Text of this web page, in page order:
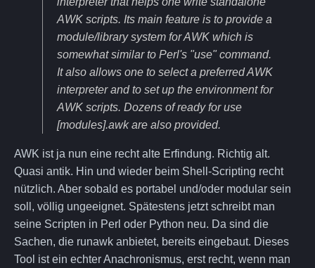
AWK scripts. Its main feature is to provide a
module/library system for AWK which is
somewhat similar to Perl's "use" command.
It also allows one to select a preferred AWK
interpreter and to set up the environment for
AWK scripts. Dozens of ready for use
[modules].awk are also provided.
AWK ist ja nun eine recht alte Erfindung. Richtig alt.
Quasi antik. Hin und wieder beim Shell-Scripting recht
nützlich. Aber sobald es portabel und/oder modular sein
soll, völlig ungeeignet. Spätestens jetzt schreibt man
seine Scripten in Perl oder Python neu. Da sind die
Sachen, die runawk anbietet, bereits eingebaut. Dieses
Tool ist ein echter Anachronismus, erst recht, wenn man